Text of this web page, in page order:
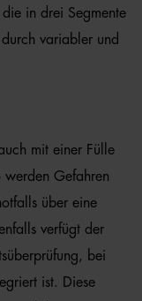
in drei Segmente
variabler und
mit einer Fülle
werden Gefahren
über eine
verfügt der
bei
ist. Diese